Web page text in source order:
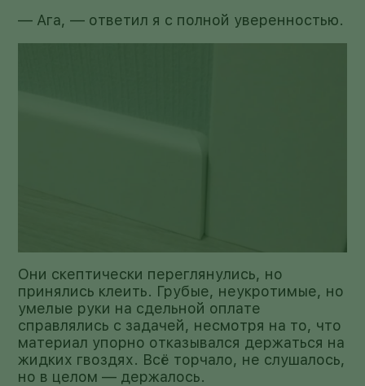
— Ага, — ответил я с полной уверенностью.
Они скептически переглянулись, но
принялись клеить. Грубые, неукротимые, но
умелые руки на сдельной оплате
справлялись с задачей, несмотря на то, что
материал упорно отказывался держаться на
жидких гвоздях. Всё торчало, не слушалось,
но в целом — держалось.